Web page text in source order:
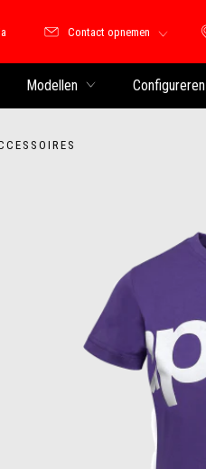
Contact opnemen
Modellen Configureren